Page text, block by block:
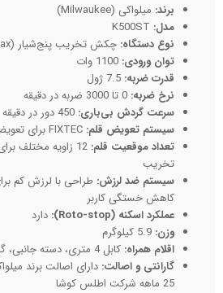
برند: میلواکی (Milwaukee)
مدل:
نوع دستگاه: چکش تخریب پنج‌شیار (SDS-Max)
توان ورودی:
قدرت ضربه:
نرخ ضربه:
سرعت گردش بی‌باری:
سیستم تعویض قلم:
تعداد موقعیت قلم:
12 زاویه مختلف
تخریب
سیستم ضد لرزش: طراحی با لرزش کم
کاهش خستگی کاربر
عملکرد اسکنه (Roto-stop):
دارد
وزن:
اقلام همراه: کابل 4 متری، دسته جانبی، گریس، کیف مخصوص
گارانتی و اصالت: دارای اصالت برند
25 ماهه شرکت اطلس کوشا